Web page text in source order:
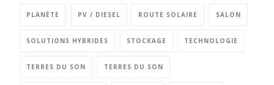
PLANÈTE PV / DIESEL ROUTE SOLAIRE SALON
SOLUTIONS HYBRIDES STOCKAGE TECHNOLOGIE
TERRES DU SON TERRES DU SON